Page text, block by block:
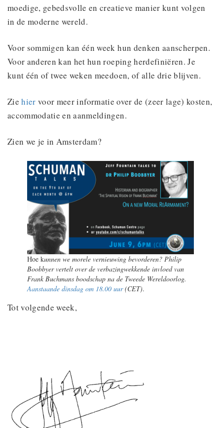
moedige, gebedsvolle en creatieve manier kunt volgen
in de moderne wereld.
Voor sommigen kan één week hun denken aanscherpen.
Voor anderen kan het hun roeping herdefiniëren. Je
kunt één of twee weken meedoen, of alle drie blijven.
Ziehier voor meer informatie over de (zeer lage) kosten,
accommodatie en aanmeldingen.
Zien we je in Amsterdam?
Hoe kunnen we morele vernieuwing bevorderen? Philip
Boobbyer vertelt over de verbazingwekkende invloed van
Frank Buchmans boodschap na de Tweede Wereldoorlog.
Aanstaande dinsdag om 18.00 uur(CET).
Tot volgende week,